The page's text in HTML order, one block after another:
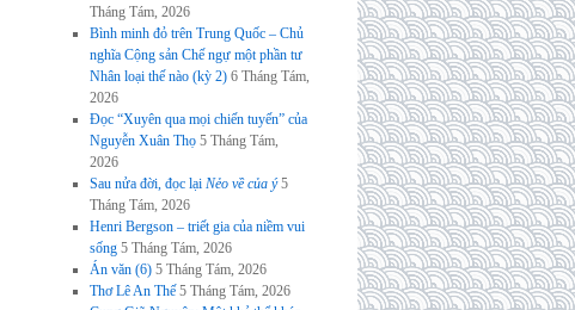
Tháng Tám, 2026
Bình minh đỏ trên Trung Quốc – Chủ
nghĩa Cộng sản Chế ngự một phần tư
Nhân loại thế nào (kỳ 2) 6 Tháng Tám,
2026
Đọc “Xuyên qua mọi chiến tuyến” của
Nguyễn Xuân Thọ 5 Tháng Tám,
2026
Sau nửa đời, đọc lại Nẻo về của ý 5
Tháng Tám, 2026
Henri Bergson – triết gia của niềm vui
sống 5 Tháng Tám, 2026
Án văn (6) 5 Tháng Tám, 2026
Thơ Lê An Thế 5 Tháng Tám, 2026